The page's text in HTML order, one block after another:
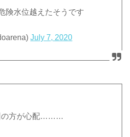
険水位越えたそうです
July 7, 2020
の方が心配………